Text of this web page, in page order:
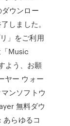
ウンロー
しました。
」をご利用
Music
よう、お願
ヤー ウォー
ンソフトウ
無料ダウ
らゆるコ